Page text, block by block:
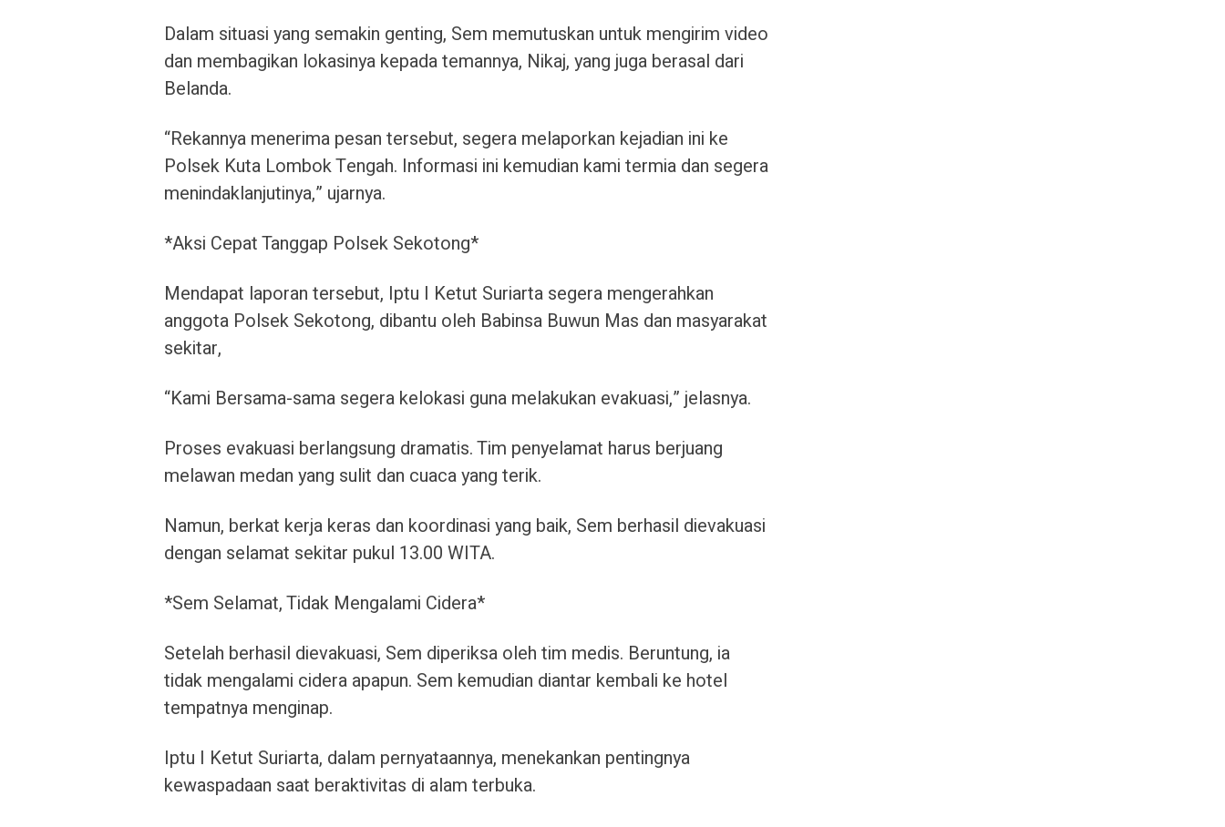
Dalam situasi yang semakin genting, Sem memutuskan untuk mengirim video
dan membagikan lokasinya kepada temannya, Nikaj, yang juga berasal dari
Belanda.
“Rekannya menerima pesan tersebut, segera melaporkan kejadian ini ke
Polsek Kuta Lombok Tengah. Informasi ini kemudian kami termia dan segera
menindaklanjutinya,” ujarnya.
*Aksi Cepat Tanggap Polsek Sekotong*
Mendapat laporan tersebut, Iptu I Ketut Suriarta segera mengerahkan
anggota Polsek Sekotong, dibantu oleh Babinsa Buwun Mas dan masyarakat
sekitar,
“Kami Bersama-sama segera kelokasi guna melakukan evakuasi,” jelasnya.
Proses evakuasi berlangsung dramatis. Tim penyelamat harus berjuang
melawan medan yang sulit dan cuaca yang terik.
Namun, berkat kerja keras dan koordinasi yang baik, Sem berhasil dievakuasi
dengan selamat sekitar pukul 13.00 WITA.
*Sem Selamat, Tidak Mengalami Cidera*
Setelah berhasil dievakuasi, Sem diperiksa oleh tim medis. Beruntung, ia
tidak mengalami cidera apapun. Sem kemudian diantar kembali ke hotel
tempatnya menginap.
Iptu I Ketut Suriarta, dalam pernyataannya, menekankan pentingnya
kewaspadaan saat beraktivitas di alam terbuka.